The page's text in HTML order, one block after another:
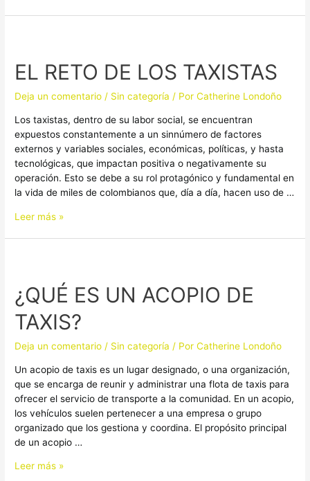
EL RETO DE LOS TAXISTAS
Deja un comentario / Sin categoría / PorCatherine Londoño
Los taxistas, dentro de su labor social, se encuentran
expuestos constantemente a un sinnúmero de factores
externos y variables sociales, económicas, políticas, y hasta
tecnológicas, que impactan positiva o negativamente su
operación. Esto se debe a su rol protagónico y fundamental en
la vida de miles de colombianos que, día a día, hacen uso de …
DE
LOS
TAXISTAS
Leer más »
¿QUÉ ES UN ACOPIO DE
TAXIS?
Deja un comentario / Sin categoría / PorCatherine Londoño
Un acopio de taxis es un lugar designado, o una organización,
que se encarga de reunir y administrar una flota de taxis para
ofrecer el servicio de transporte a la comunidad. En un acopio,
los vehículos suelen pertenecer a una empresa o grupo
organizado que los gestiona y coordina. El propósito principal
de un acopio …
UN
ACOPIO
DE
TAXIS?
Leer más »